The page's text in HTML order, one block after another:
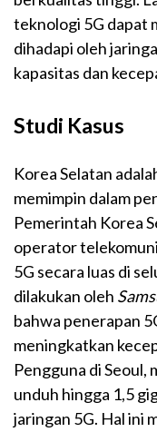
teknologi 5G dapat
dihadapi oleh
kapasitas dan
Studi Kasus
Korea Selatan
memimpin dalam
Pemerintah Korea
operator
5G secara luas di
dilakukan oleh
bahwa penerapan
meningkatkan
Pengguna di Seoul,
unduh hingga 1,5
jaringan 5G. Hal ini